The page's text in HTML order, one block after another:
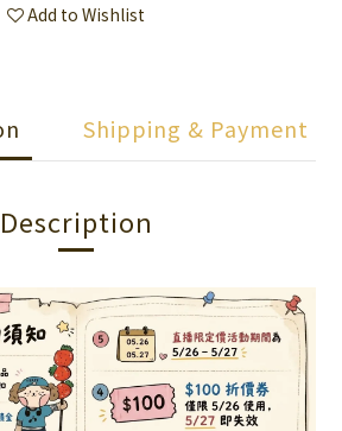
Add to Wishlist
Shipping & Payment
Description